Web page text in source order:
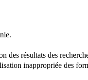
résultats des
inappropriée des